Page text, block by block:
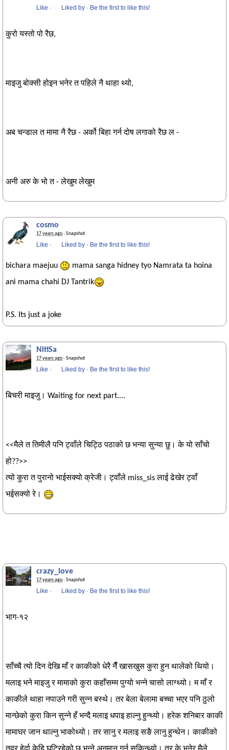
Like · Liked by · Be the first to like this!
कुरो यस्तो पो रैछ,
माइजु बोक्सी होइन भनेर त पहिले नै थाहा थ्यो,
अब चन्डाल त मामा नै रैछ - अर्को बिहा गर्न दोष लगाको रैछ ल -
अनी अरु के भो त - लेखुम लेखुम
cosmo
17 years ago· Snapshot
Like · Liked by · Be the first to like this!
bichara maejuu
mama sanga hidney tyo Namrata ta hoina
ani mama chahi DJ Tantrik
P.S. Its just a joke
NitiSa
17 years ago· Snapshot
Like · Liked by · Be the first to like this!
बिचरी माइजु। Waiting for next part....
<<मैले त तिमीलै पनि ट्वाँले चिट्ठि पठाको छ भन्या सुन्या छु। के यो साँचो
हो??>>
त्यो कुरा त पुरानो भाईसक्यो क्रेजी। ट्वाँले miss_sis लाई ढेखेर ट्वाँ
भईसक्यो रे।
crazy_love
17 years ago· Snapshot
Like · Liked by · Be the first to like this!
भाग-१२
साँच्चै त्यो दिन देखि माँ र काकीको धेरै नैँ खासखुस कुरा हुन थालेको थियो।
मलाइ भने माइजु र मामाको कुरा कहाँसम्म पुग्यो भन्ने चासो लाग्थ्यो। म माँ र
काकीले थाहा नपाउने गरी सुन्न बस्थे। तर बेला बेलामा बच्चा भएर पनि ठुलो
मान्छेको कुरा किन सुन्ने हँ भन्दै मलाइ धपाइ हाल्नु हुन्थ्यो। हरेक शनिबार काकी
मामाघर जान थाल्नु भाकोथ्यो। तर सानु र मलाइ सङै लानु हुन्थेन। काकीको